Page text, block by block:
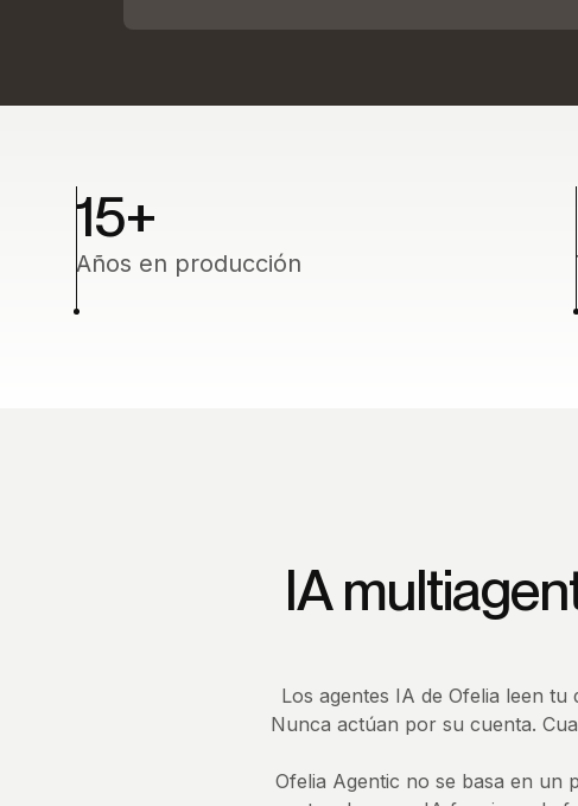
15+
Años en producción
IA
Los agentes IA de Ofelia leen
Nunca actúan por su cuenta.
Ofelia Agentic no se basa en un